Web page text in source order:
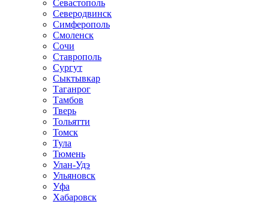
Севастополь
Северодвинск
Симферополь
Смоленск
Сочи
Ставрополь
Сургут
Сыктывкар
Таганрог
Тамбов
Тверь
Тольятти
Томск
Тула
Тюмень
Улан-Удэ
Ульяновск
Уфа
Хабаровск